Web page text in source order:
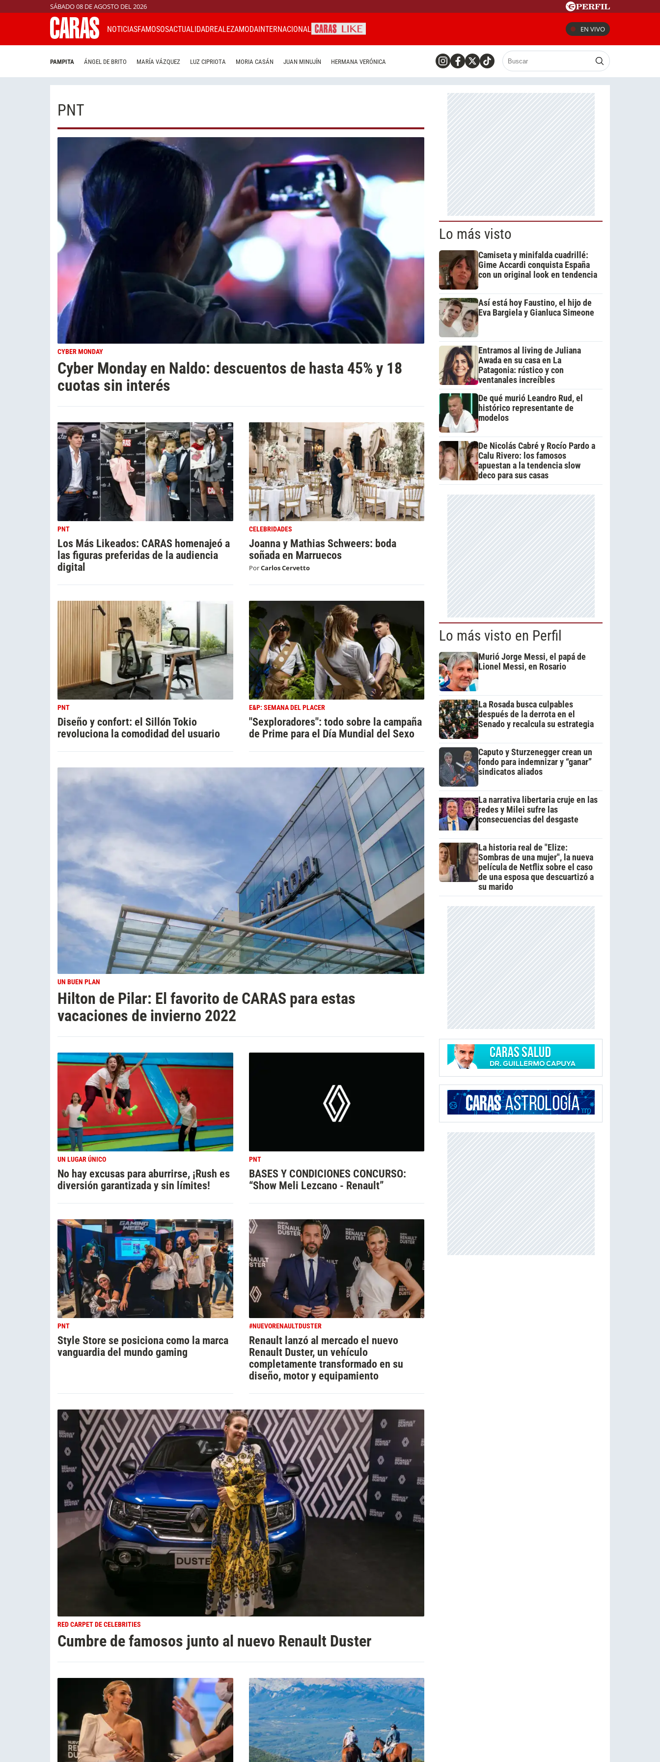
SÁBADO 08 DE AGOSTO DEL 2026
NOTICIASFAMOSOSACTUALIDADREALEZAMODAINTERNACIONAL EN VIVO
PAMPITA ÁNGEL DE BRITO MARÍA VÁZQUEZ LUZ CIPRIOTA MORIA CASÁN JUAN MINUJÍN HERMANA VERÓNICA
PNT
CYBER MONDAY
Cyber Monday en Naldo: descuentos de hasta 45% y 18
cuotas sin interés
PNT
Los Más Likeados: CARAS homenajeó a
las figuras preferidas de la audiencia
digital
CELEBRIDADES
Joanna y Mathias Schweers: boda
soñada en Marruecos
PorCarlos Cervetto
PNT
Diseño y confort: el Sillón Tokio
revoluciona la comodidad del usuario
E&P: SEMANA DEL PLACER
"Sexploradores": todo sobre la campaña
de Prime para el Día Mundial del Sexo
UN BUEN PLAN
Hilton de Pilar: El favorito de CARAS para estas
vacaciones de invierno 2022
UN LUGAR ÚNICO
No hay excusas para aburrirse, ¡Rush es
diversión garantizada y sin límites!
PNT
BASES Y CONDICIONES CONCURSO:
“Show Meli Lezcano - Renault”
PNT
Style Store se posiciona como la marca
vanguardia del mundo gaming
#NUEVORENAULTDUSTER
Renault lanzó al mercado el nuevo
Renault Duster, un vehículo
completamente transformado en su
diseño, motor y equipamiento
RED CARPET DE CELEBRITIES
Cumbre de famosos junto al nuevo Renault Duster
Lo más visto
Camiseta y minifalda cuadrillé:
Gime Accardi conquista España
con un original look en tendencia
Así está hoy Faustino, el hijo de
Eva Bargiela y Gianluca Simeone
Entramos al living de Juliana
Awada en su casa en La
Patagonia: rústico y con
ventanales increíbles
De qué murió Leandro Rud, el
histórico representante de
modelos
De Nicolás Cabré y Rocío Pardo a
Calu Rivero: los famosos
apuestan a la tendencia slow
deco para sus casas
Lo más visto en Perfil
Murió Jorge Messi, el papá de
Lionel Messi, en Rosario
La Rosada busca culpables
después de la derrota en el
Senado y recalcula su estrategia
Caputo y Sturzenegger crean un
fondo para indemnizar y “ganar”
sindicatos aliados
La narrativa libertaria cruje en las
redes y Milei sufre las
consecuencias del desgaste
La historia real de "Elize:
Sombras de una mujer", la nueva
película de Netflix sobre el caso
de una esposa que descuartizó a
su marido